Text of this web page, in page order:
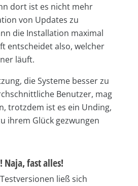
dort ist es nicht mehr
von Updates zu
die Installation maximal
entscheidet also, welcher
läuft.
die Systeme besser zu
Benutzer, mag
trotzdem ist es ein Unding,
ihrem Glück gezwungen
fast alles!
ließ sich